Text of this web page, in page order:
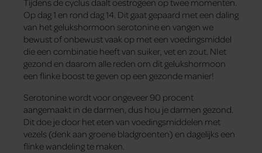
Tijdens de cyclus daalt oestrogeen op twee momenten.
Op dag 1 en rond dag 14. Dit gaat gepaard met een daling
van het gelukshormoon serotonine en vangen we
bewust of onbewust vaak op met een voedingsmiddel
die een combinatie heeft van suiker, vet en zout. NIet
gezond en daarom alle reden om dit gelukshormoon
een flinke boost te geven op een gezonde manier!
Serotonine wordt voor ongeveer 90 procent
aangemaakt in de darmen, dus hou je darmen gezond.
Dit doe je door het eten van voedingsmiddelen met
vezels (denk aan groene bladgroenten) en dagelijks een
flinke wandeling te maken.